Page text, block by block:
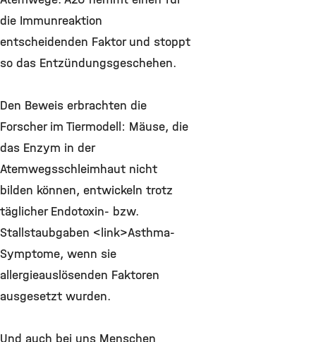
die Immunreaktion
entscheidenden Faktor und stoppt
so das Entzündungsgeschehen.
Den Beweis erbrachten die
Forscher im Tiermodell: Mäuse, die
das Enzym in der
Atemwegsschleimhaut nicht
bilden können, entwickeln trotz
täglicher Endotoxin- bzw.
Stallstaubgaben <link>Asthma-
Symptome, wenn sie
allergieauslösenden Faktoren
ausgesetzt wurden.
Und auch bei uns Menschen